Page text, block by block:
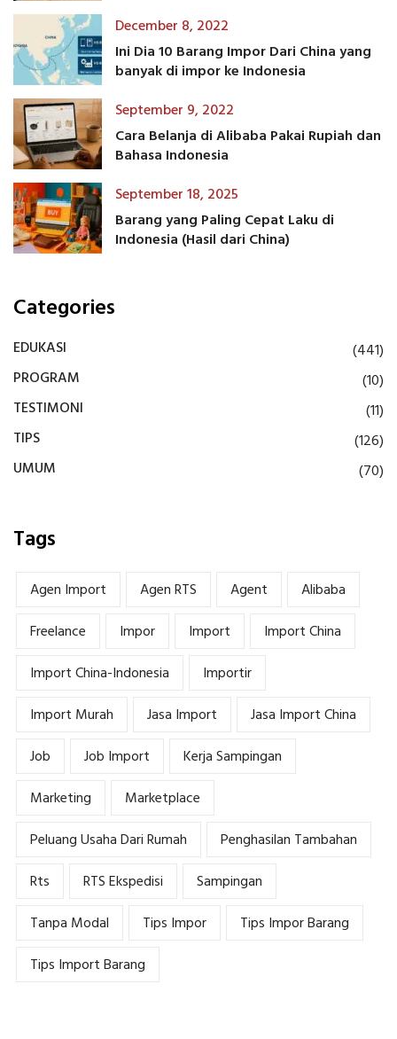
December 8, 2022
Ini Dia 10 Barang Impor Dari China yang
banyak di impor ke Indonesia
September 9, 2022
Cara Belanja di Alibaba Pakai Rupiah dan
Bahasa Indonesia
September 18, 2025
Barang yang Paling Cepat Laku di
Indonesia (Hasil dari China)
Categories
EDUKASI
(441)
PROGRAM
(10)
TESTIMONI
(11)
TIPS
(126)
UMUM
(70)
Tags
Agen Import Agen RTS Agent
Alibaba
Freelance
Impor Import
Import China
Import China-Indonesia
Importir
Import Murah
Jasa Import
Jasa Import China
Job
Job Import
Kerja Sampingan
Marketing
Marketplace
Peluang Usaha Dari Rumah
Penghasilan Tambahan
Rts
RTS Ekspedisi
Sampingan
Tanpa Modal
Tips Impor
Tips Impor Barang
Tips Import Barang